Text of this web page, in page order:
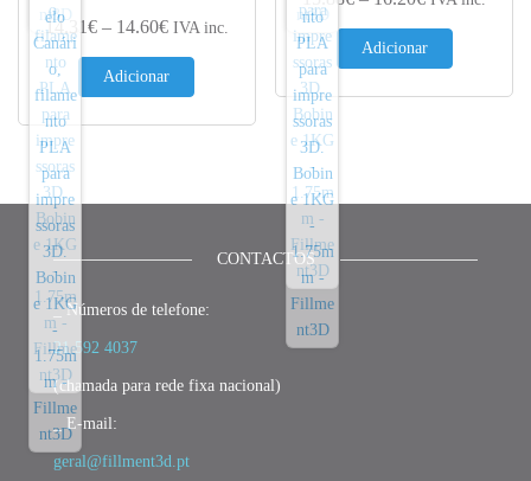
14.31€ – 14.60€Price range: 14.31€ through 14.60€
IVA inc.
Adicionar
Adicionar
CONTACTOS
_ Números de telefone:
21 592 4037
(chamada para rede fixa nacional)
_ E-mail:
geral@fillment3d.pt